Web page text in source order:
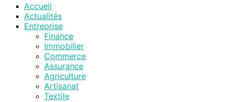
Accueil
Actualités
Entreprise
Finance
Immobilier
Commerce
Assurance
Agriculture
Artisanat
Textile